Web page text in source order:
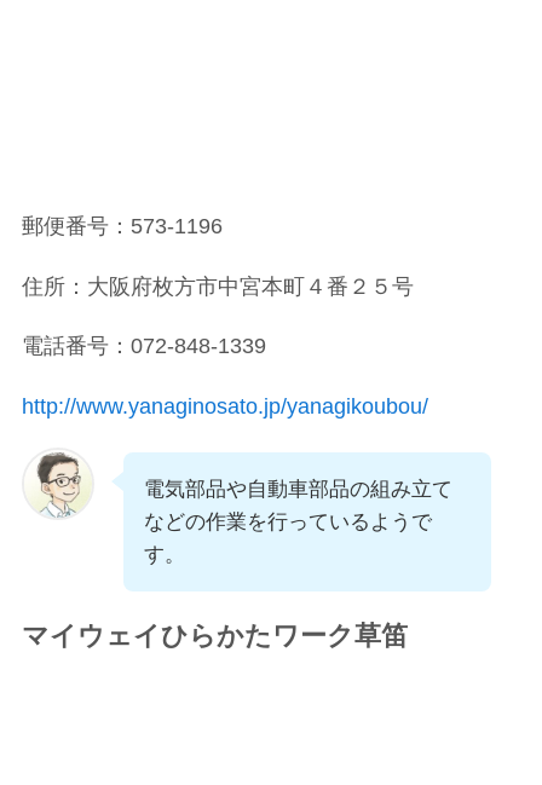
郵便番号：573-1196
住所：大阪府枚方市中宮本町４番２５号
電話番号：072-848-1339
http://www.yanaginosato.jp/yanagikoubou/
電気部品や自動車部品の組み立て
などの作業を行っているようで
す。
マイウェイひらかたワーク草笛